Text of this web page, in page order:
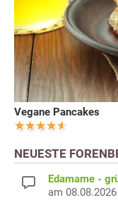
Vegane Pancakes
NEUESTE
Edamame -
am